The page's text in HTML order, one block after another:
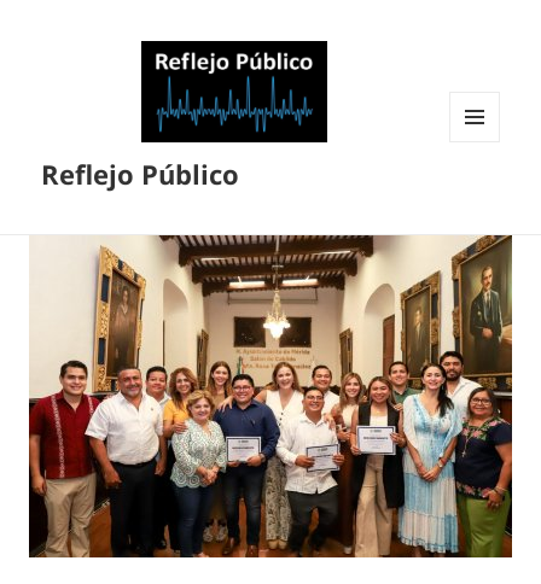
Reflejo Público